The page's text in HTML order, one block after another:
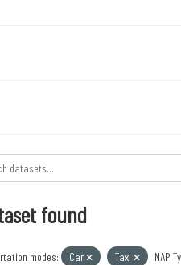
found
modes: Car Taxi NAP